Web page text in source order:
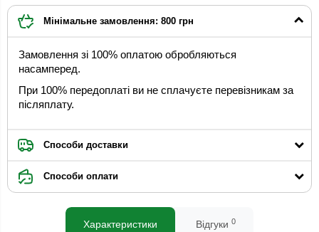
Мінімальне замовлення: 800 грн
Замовлення зі 100% оплатою обробляються
насамперед.
При 100% передоплаті ви не сплачуєте перевізникам за
післяплату.
Способи доставки
Способи оплати
Характеристики Відгуки 0